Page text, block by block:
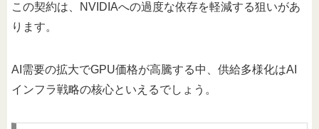
この契約は、NVIDIAへの過度な依存を軽減する狙いがあ
ります。
AI需要の拡大でGPU価格が高騰する中、供給多様化はAI
インフラ戦略の核心といえるでしょう。